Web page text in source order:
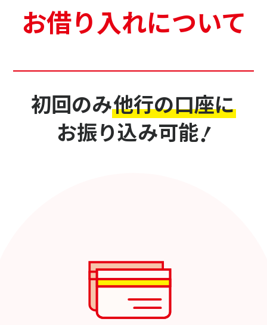
お借り入れについて
初回のみ他行の口座に
お振り込み可能!